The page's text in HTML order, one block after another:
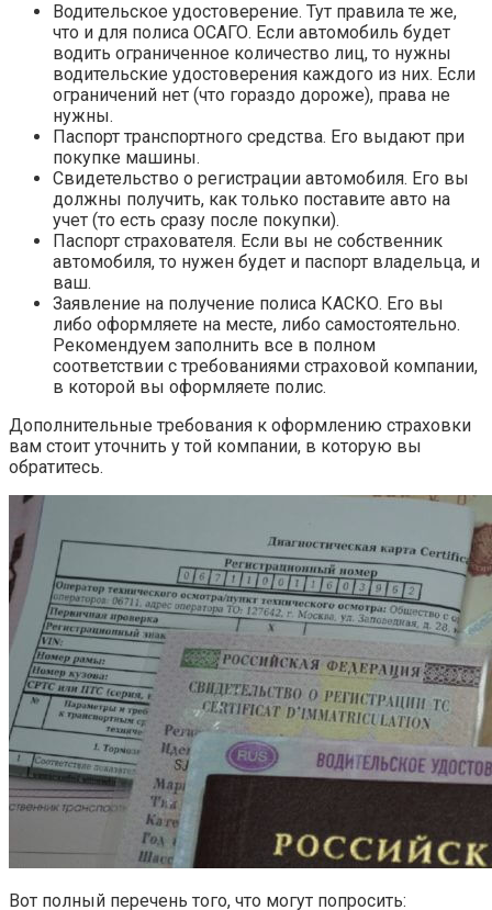
Водительское удостоверение. Тут правила те же,
что и для полиса ОСАГО. Если автомобиль будет
водить ограниченное количество лиц, то нужны
водительские удостоверения каждого из них. Если
ограничений нет (что гораздо дороже), права не
нужны.
Паспорт транспортного средства. Его выдают при
покупке машины.
Свидетельство о регистрации автомобиля. Его вы
должны получить, как только поставите авто на
учет (то есть сразу после покупки).
Паспорт страхователя. Если вы не собственник
автомобиля, то нужен будет и паспорт владельца, и
ваш.
Заявление на получение полиса КАСКО. Его вы
либо оформляете на месте, либо самостоятельно.
Рекомендуем заполнить все в полном
соответствии с требованиями страховой компании,
в которой вы оформляете полис.
Дополнительные требования к оформлению страховки
вам стоит уточнить у той компании, в которую вы
обратитесь.
Вот полный перечень того, что могут попросить: